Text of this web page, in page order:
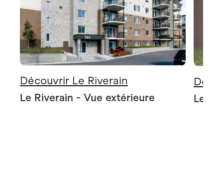
Découvrir Le Riverain
Le Riverain - Vue extérieure Le